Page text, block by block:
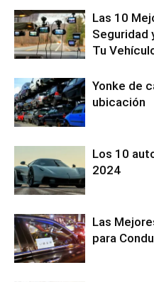
Las 10
Seguridad
Tu
Yonke de
ubicación
Los 10
2024
Las
para